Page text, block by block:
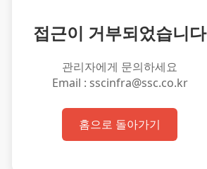
접근이 거부되었습니다
관리자에게 문의하세요
Email : sscinfra@ssc.co.kr
홈으로 돌아가기